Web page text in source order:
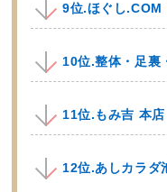
9位.ほぐし.COM
10位.整体・足裏
11位.もみ吉 本店
12位.あしカラダ